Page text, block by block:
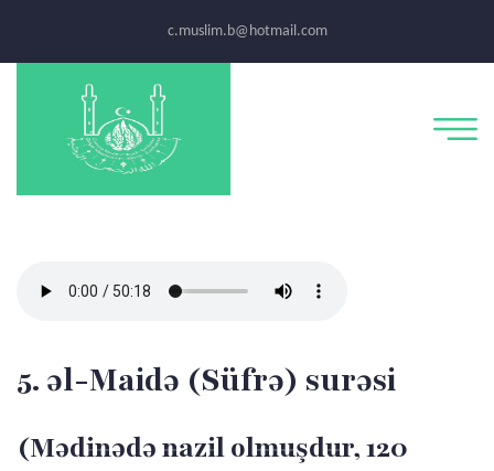
c.muslim.b@hotmail.com
5. əl-Maidə (Süfrə) surəsi
(Mədinədə nazil olmuşdur, 120